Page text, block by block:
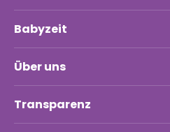
Babyzeit
Über uns
Transparenz